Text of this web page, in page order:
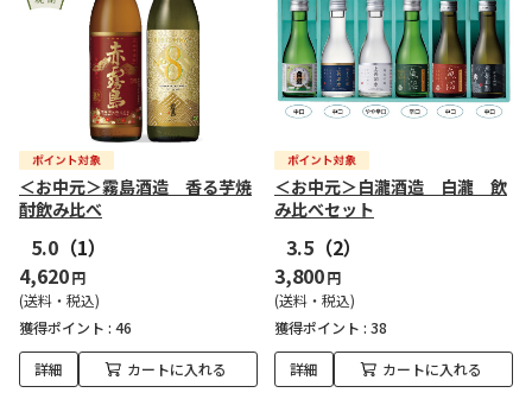
＜お中元＞霧島酒造 香る芋焼
酎飲み比べ
5.0 （1）
4,620円
(送料・税込)
獲得ポイント : 46
詳細 カートに入れる
＜お中元＞白瀧酒造 白瀧 飲
み比べセット
3.5 （2）
3,800円
(送料・税込)
獲得ポイント : 38
詳細 カートに入れる